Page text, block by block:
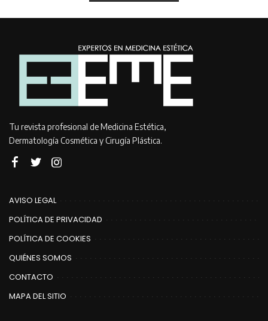
Tu revista profesional de Medicina Estética,
Dermatología Cosmética y Cirugía Plástica.
AVISO LEGAL
POLÍTICA DE PRIVACIDAD
POLÍTICA DE COOKIES
QUIÉNES SOMOS
CONTACTO
MAPA DEL SITIO